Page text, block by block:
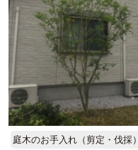
庭木のお手入れ（剪定・伐採）